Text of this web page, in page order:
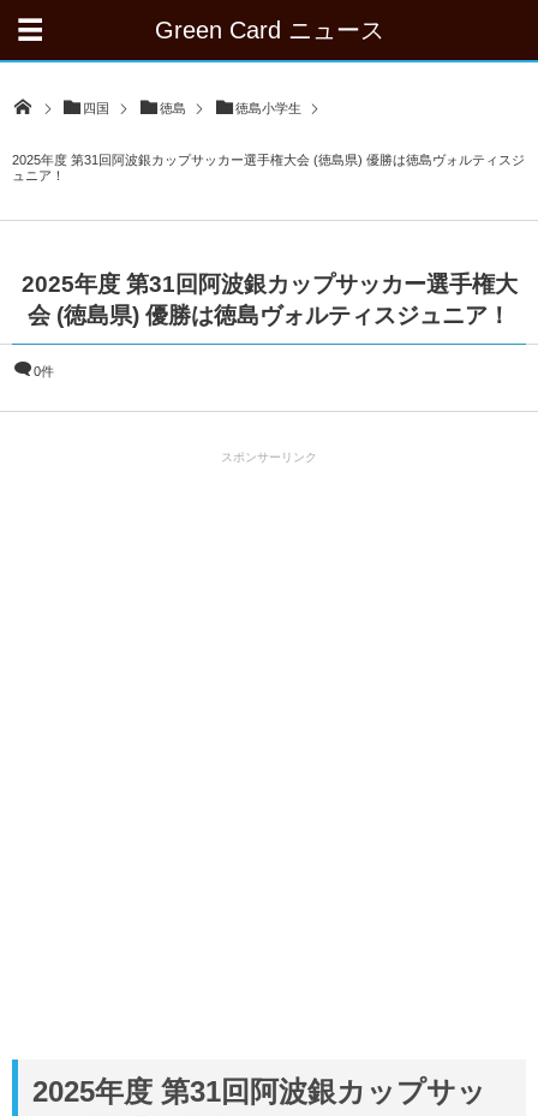
Green Card ニュース
四国 徳島 徳島小学生
2025年度 第31回阿波銀カップサッカー選手権大会 (徳島県) 優勝は徳島ヴォルティスジ
ュニア！
2025年度 第31回阿波銀カップサッカー選手権大
会 (徳島県) 優勝は徳島ヴォルティスジュニア！
0件
スポンサーリンク
2025年度 第31回阿波銀カップサッ